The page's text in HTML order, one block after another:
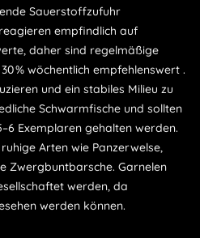
Sauerstoffzufuhr
empfindlich auf
daher sind regelmäßige
% wöchentlich empfehlenswert .
und ein stabiles Milieu zu
Schwarmfische und sollten
Exemplaren gehalten werden.
Arten wie Panzerwelse,
Zwergbuntbarsche. Garnelen
werden, da
werden können.